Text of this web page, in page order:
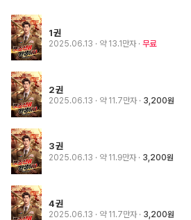
1권
2025.06.13 · 약 13.1만자 무료
2권
2025.06.13 · 약 11.7만자 3,200원
3권
2025.06.13 · 약 11.9만자 3,200원
4권
2025.06.13 · 약 11.7만자 3,200원